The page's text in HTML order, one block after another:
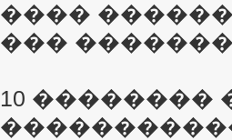
����
���
10 �������� �